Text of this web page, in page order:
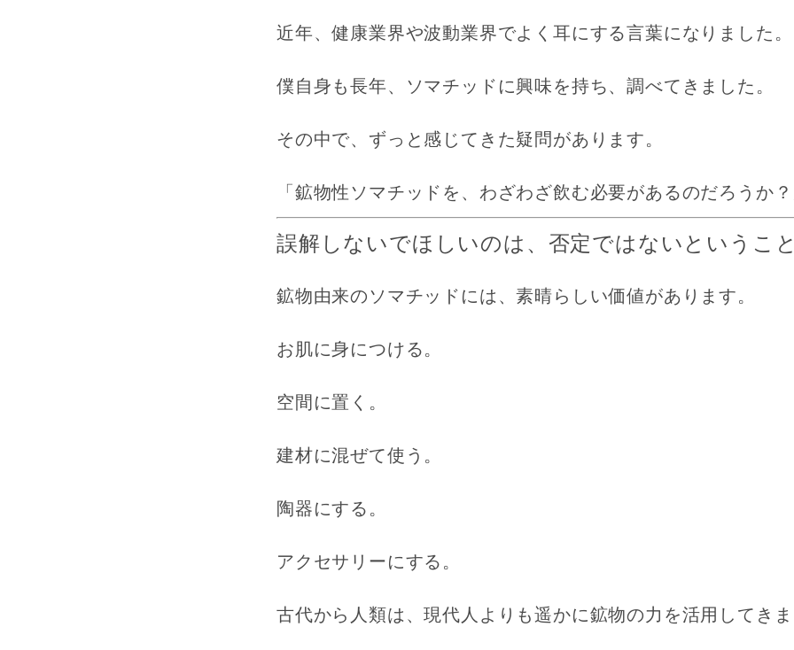
近年、健康業界や波動業界でよく耳にする言葉になりました。
僕自身も長年、ソマチッドに興味を持ち、調べてきました。
その中で、ずっと感じてきた疑問があります。
「鉱物性ソマチッドを、わざわざ飲む必要があるのだろうか
誤解しないでほしいのは、否定ではないというこ
鉱物由来のソマチッドには、素晴らしい価値があります。
お肌に身につける。
空間に置く。
建材に混ぜて使う。
陶器にする。
アクセサリーにする。
古代から人類は、現代人よりも遥かに鉱物の力を活用してき